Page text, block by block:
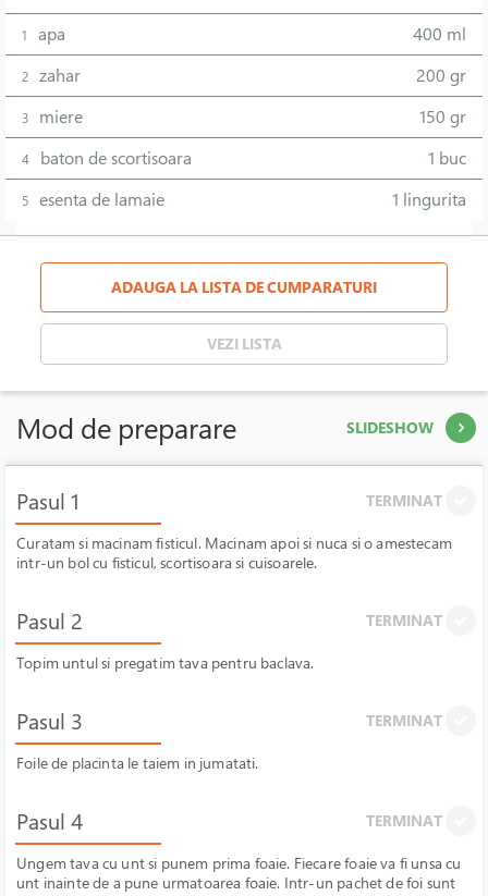
1 apa 400 ml
2 zahar 200 gr
3 miere 150 gr
4 baton de scortisoara 1 buc
5 esenta de lamaie 1 lingurita
ADAUGA LA LISTA DE CUMPARATURI
VEZI LISTA
Mod de preparare SLIDESHOW
Pasul 1 TERMINAT
Curatam si macinam fisticul. Macinam apoi si nuca si o amestecam
intr-un bol cu fisticul, scortisoara si cuisoarele.
Pasul 2 TERMINAT
Topim untul si pregatim tava pentru baclava.
Pasul 3 TERMINAT
Foile de placinta le taiem in jumatati.
Pasul 4 TERMINAT
Ungem tava cu unt si punem prima foaie. Fiecare foaie va fi unsa cu
unt inainte de a pune urmatoarea foaie. Intr-un pachet de foi sunt